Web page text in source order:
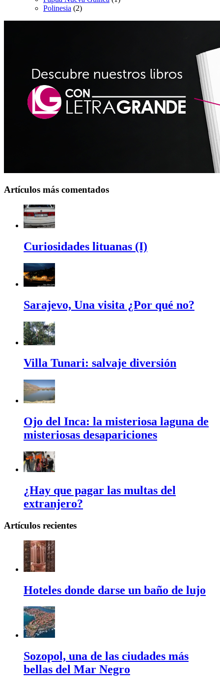
Polinesia (2)
Artículos más comentados
Curiosidades lituanas (I)
Sarajevo, Una visita ¿Por qué no?
Villa Tunari: salvaje diversión
Ojo del Inca: la misteriosa laguna de
misteriosas desapariciones
¿Hay que pagar las multas del
extranjero?
Artículos recientes
Hoteles donde darse un baño de lujo
Sozopol, una de las ciudades más
bellas del Mar Negro